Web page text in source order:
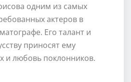
одним из самых
актеров в
Его талант и
приносят ему
и любовь поклонников.